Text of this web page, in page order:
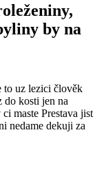
by na
to uz lezici člověk
do kosti jen na
maste Prestava jist
nedame dekuji za